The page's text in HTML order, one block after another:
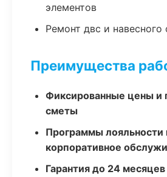
элементов
Ремонт двс и навесного
Преимущества
Фиксированные цены и
сметы
Программы лояльности
корпоративное
Гарантия до 24